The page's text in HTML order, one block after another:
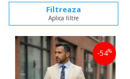
Filtreaza
Aplica filtre
-54%